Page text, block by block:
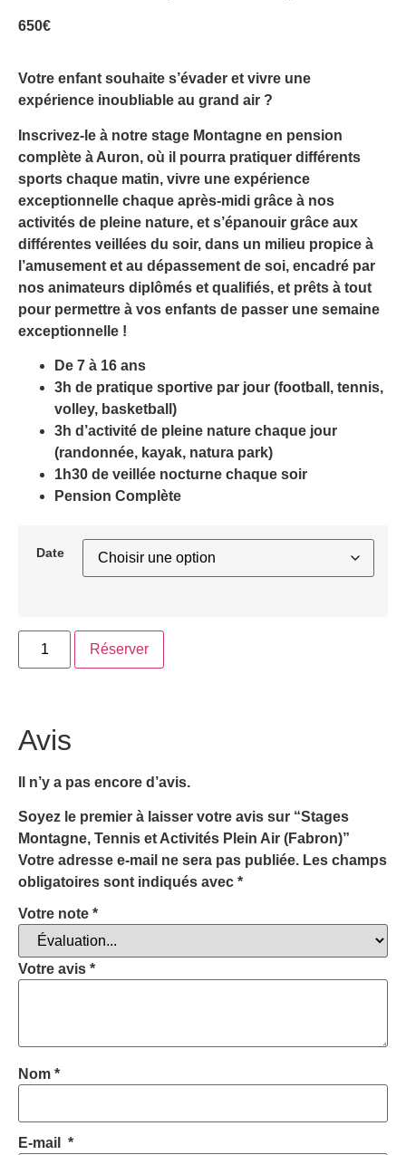
650€
Votre enfant souhaite s’évader et vivre une
expérience inoubliable au grand air ?
Inscrivez-le à notre stage Montagne en pension
complète à Auron, où il pourra pratiquer différents
sports chaque matin, vivre une expérience
exceptionnelle chaque après-midi grâce à nos
activités de pleine nature, et s’épanouir grâce aux
différentes veillées du soir, dans un milieu propice à
l’amusement et au dépassement de soi, encadré par
nos animateurs diplômés et qualifiés, et prêts à tout
pour permettre à vos enfants de passer une semaine
exceptionnelle !
De 7 à 16 ans
3h de pratique sportive par jour (football, tennis,
volley, basketball)
3h d’activité de pleine nature chaque jour
(randonnée, kayak, natura park)
1h30 de veillée nocturne chaque soir
Pension Complète
Date
Réserver
Avis
Il n’y a pas encore d’avis.
Soyez le premier à laisser votre avis sur “Stages
Montagne, Tennis et Activités Plein Air (Fabron)”
Votre adresse e-mail ne sera pas publiée. Les champs
obligatoires sont indiqués avec *
Votre note *
Votre avis *
Nom *
E-mail *